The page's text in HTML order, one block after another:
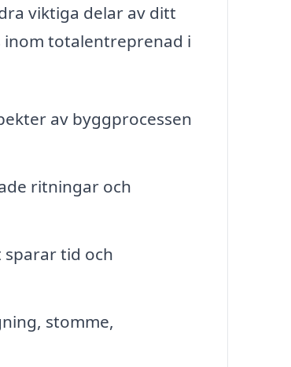
viktiga delar av ditt
totalentreprenad i
av byggprocessen
ritningar och
tid och
stomme,